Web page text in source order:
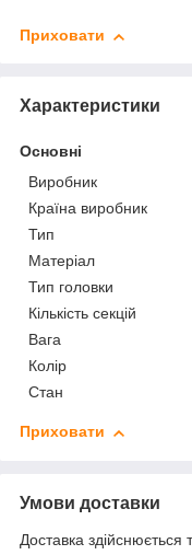
Приховати
Характеристики
Основні
Виробник
Країна виробник
Тип
Матеріал
Тип головки
Кількість секцій
Вага
Колір
Стан
Приховати
Умови доставки
Доставка здійснюється